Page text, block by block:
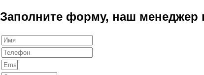
Заполните форму, наш менеджер